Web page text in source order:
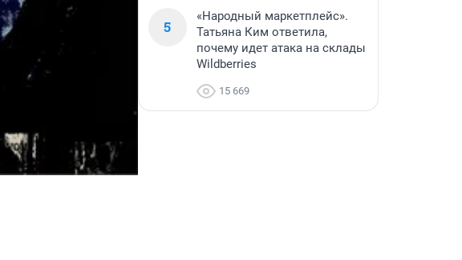
5
«Народный маркетплейс».
Татьяна Ким ответила,
почему идет атака на склады
Wildberries
15 669